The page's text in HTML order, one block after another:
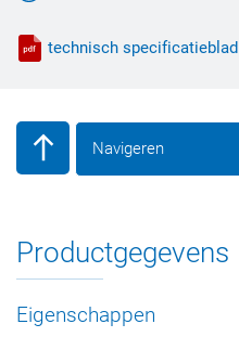
technisch specificatieblad
Navigeren
Productgegevens
Eigenschappen